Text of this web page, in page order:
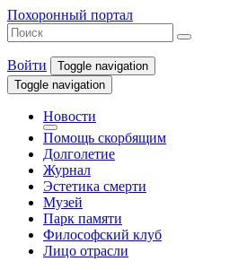
Похоронный портал
Войти
Toggle navigation
Toggle navigation
Новости
Помощь скорбящим
Долголетие
Журнал
Эстетика смерти
Музей
Парк памяти
Философский клуб
Лицо отрасли